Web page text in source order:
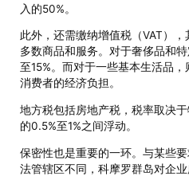
入的50%。
此外，还需缴纳增值税（VAT）
多数商品和服务。对于奢侈品和
至15%。而对于一些基本生活品
消费者的经济负担。
地方税包括房地产税，税率取决
的0.5%至1%之间浮动。
保密性也是重要的一环。与某些
法管辖区不同，科摩罗群岛对企